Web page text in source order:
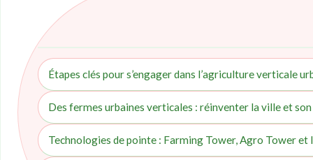
Étapes clés pour s’engager dans l’agriculture verticale
Des fermes urbaines verticales : réinventer la ville et
Technologies de pointe : Farming Tower, Agro Tower